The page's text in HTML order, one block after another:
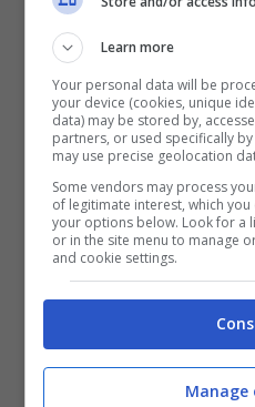
temperatura esterna,
smodato di dolci e
carboidrati raffinati,
elaborati, non dalla
minerali.
sono
aiutano le vie
tessuti e gli organi.
macroelementi come
Learn more
Your personal data will be
your device (cookies, unique
data) may be stored by,
partners, or used specifically
may use precise geolocation
Some vendors may process
of legitimate interest, which
your options below. Look for a
or in the site menu to manage
and cookie settings.
Manage